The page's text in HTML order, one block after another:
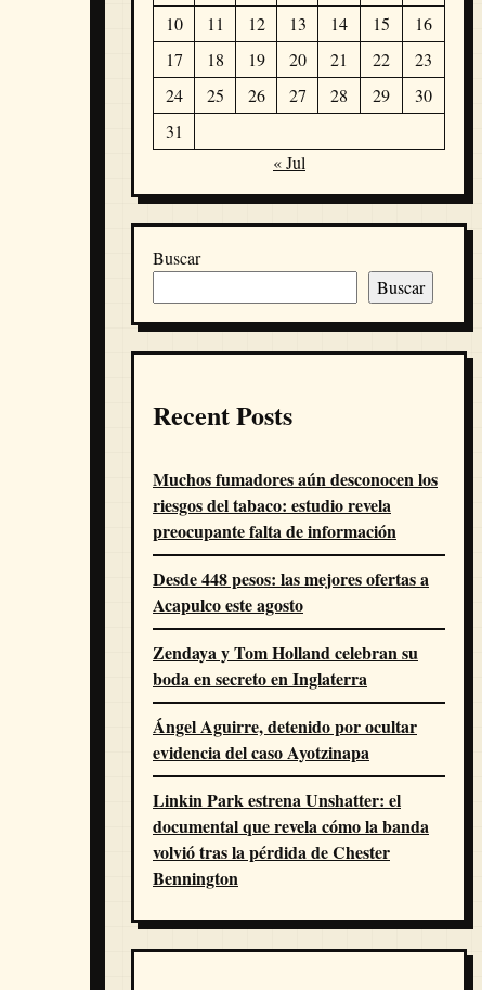
10
11 12 13 14 15
16
17
18 19 20 21 22
23
24
25 26 27 28 29
30
31
« Jul
Buscar
Buscar
Recent Posts
Muchos fumadores aún desconocen los
riesgos del tabaco: estudio revela
preocupante falta de información
Desde 448 pesos: las mejores ofertas a
Acapulco este agosto
Zendaya y Tom Holland celebran su
boda en secreto en Inglaterra
Ángel Aguirre, detenido por ocultar
evidencia del caso Ayotzinapa
Linkin Park estrena Unshatter: el
documental que revela cómo la banda
volvió tras la pérdida de Chester
Bennington